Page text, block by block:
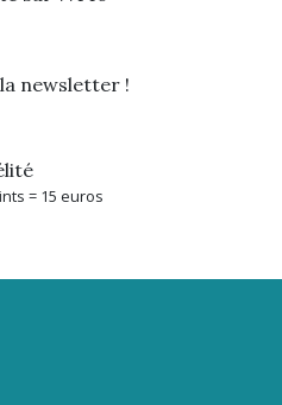
newsletter !
= 15 euros